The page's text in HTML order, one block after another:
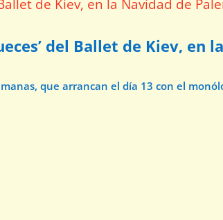
del Ballet de Kiev, en
que arrancan el día 13 con el